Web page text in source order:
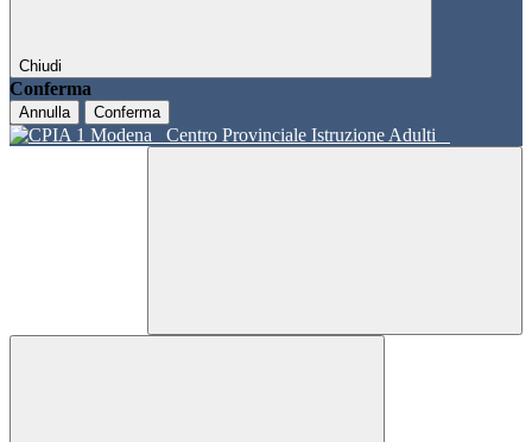
Chiudi
Conferma
Annulla Conferma
Centro Provinciale Istruzione Adulti